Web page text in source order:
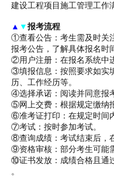
建设工程项目施工管理工作
▲ ▼报考流程
①查看公告：考生需及时关
报考公告，了解具体报名时
②用户注册：在报名系统中
③填报信息：按照要求如实
历、工作经历等。
④选择承诺：阅读并同意报
⑤网上交费：根据规定缴纳
⑥准考证打印：在规定时间
⑦考试：按时参加考试。
⑧查询成绩：考试结束后，
⑨资格审核：部分考生可能
⑩证书发放：成绩合格且通
。